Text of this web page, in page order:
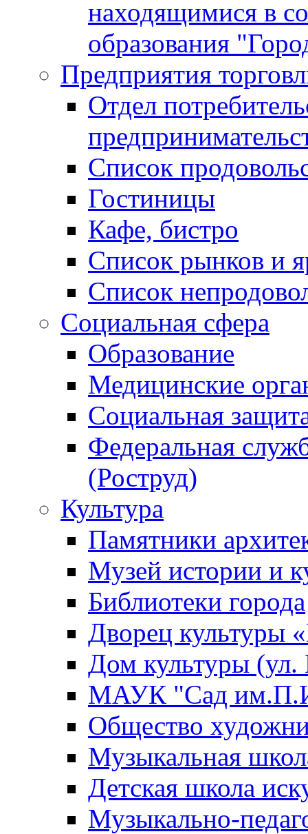
находящимися в
образования
Предприятия
Отдел
Список
Гостиницы
Кафе, бистро
Cписок рынков и
Список
Социальная сфера
Образование
Медицинские
Социальная
Федеральная
(Роструд)
Культура
Памятники
Музей истории и
Библиотеки города
Дворец культуры
Дом культуры (ул.
МАУК "Сад
Общество
Музыкальная
Детская школа
Музыкально-